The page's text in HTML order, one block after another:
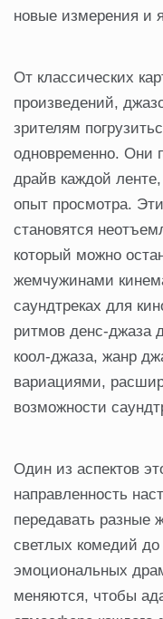
новые измерения и
От классических
произведений,
зрителям
одновременно. Они
драйв каждой
опыт просмотра.
становятся
который можно
жемчужинами
саундтреках для
ритмов денс-джаза
коол-джаза, жанр
вариациями,
возможности
Один из аспектов
направленность
передавать
светлых комедий
эмоциональных
меняются, чтобы